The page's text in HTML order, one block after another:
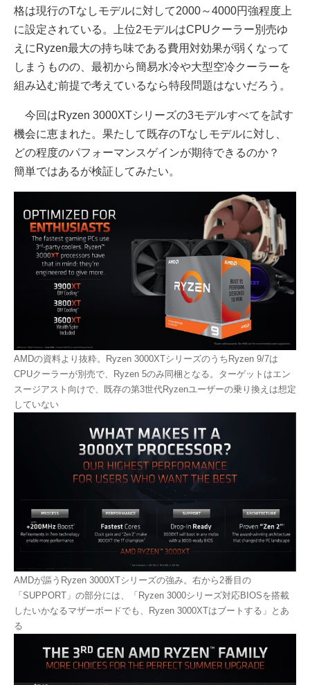
格は現行のTなしモデルに対して2000～4000円強程度上
に設定されている。上位2モデルはCPUクーラー別売ゆ
えにRyzen最大の持ち味である費用対効果が弱くなって
しまうものの、最初から簡易水冷や大型空冷クーラーを
組み込む前提で考えているなら特段問題はないだろう。
今回はRyzen 3000XTシリーズの3モデルすべてを試す
機会に恵まれた。果たして既存のTなしモデルに対し、
どの程度のパフォーマンスゲインが期待できるのか？
簡単ではあるが検証してみたい。
AMDの資料より抜粋。Ryzen 3000XTシリーズのうちRyzen 9/7は
CPUクーラーが別売で、Ryzen 5のみ同梱となる。ターゲットはエン
スージアスト向けで、既存の第3世代Ryzenユーザーの乗り換えは想定
していない
AMDが謳うRyzen 3000XTシリーズの強み。右から2番目の
「SUPPORT」の部分には、「Ryzen 3000シリーズ対応BIOSを搭載
したいかなるマザーボードでも、Ryzen 3000XTはブートする」とあ
る